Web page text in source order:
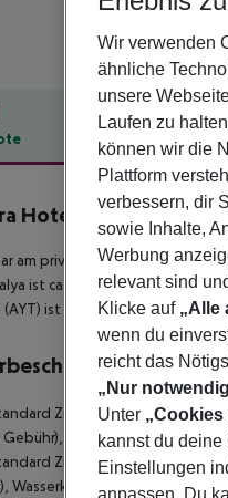
Hotel
am privaten Sandstrand liegt
ist ca. 17 km entfernt. Für
ist ca. 17 km entfernt. Ein
Zimmer (Economy): Mit
Internet (kostenlos),
Zimmer (Economy):
Wasserkocher (kostenlos),
Wir verwenden
ähnliche
unsere
Laufen zu
können wir die
Plattform
verbessern, dir
sowie Inhalte,
Werbung
relevant sind
Klicke auf „Alle
wenn du
reicht das
„Nur
Unter „Cookies
kannst du deine
Einstellungen
anpassen. Du